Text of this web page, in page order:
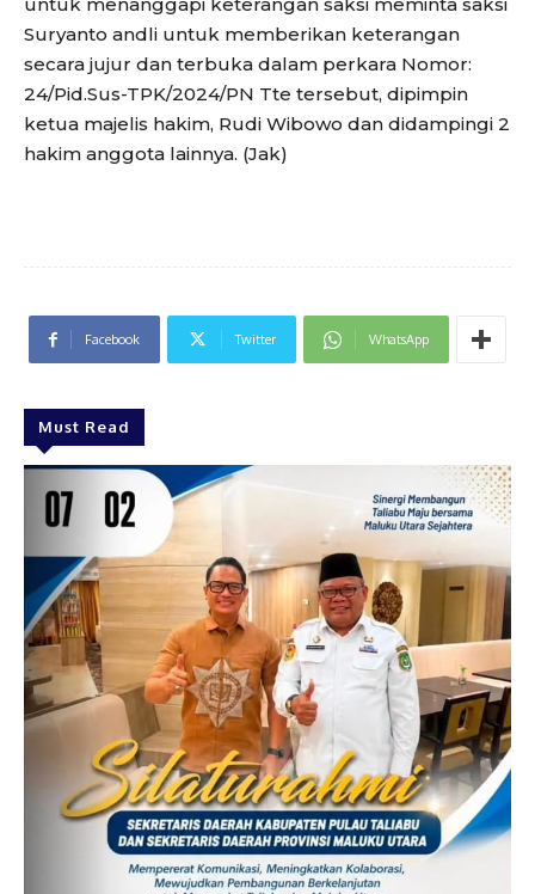
untuk menanggapi keterangan saksi meminta saksi
Suryanto andli untuk memberikan keterangan
secara jujur dan terbuka dalam perkara Nomor:
24/Pid.Sus-TPK/2024/PN Tte tersebut, dipimpin
ketua majelis hakim, Rudi Wibowo dan didampingi 2
hakim anggota lainnya. (Jak)
Facebook Twitter WhatsApp
Must Read